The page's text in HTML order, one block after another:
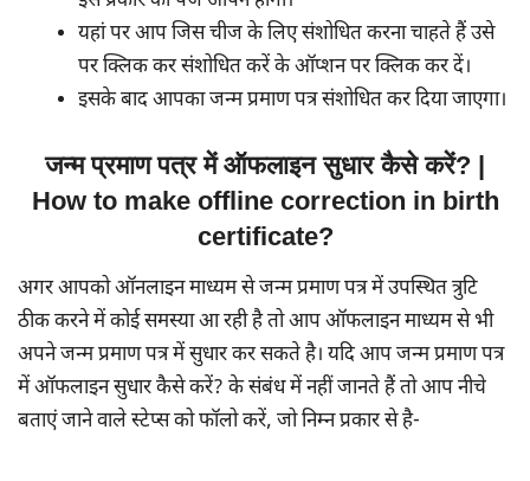
यहां पर आप जिस चीज के लिए संशोधित करना चाहते हैं उसे
पर क्लिक कर संशोधित करें के ऑप्शन पर क्लिक कर दें।
इसके बाद आपका जन्म प्रमाण पत्र संशोधित कर दिया जाएगा।
जन्म प्रमाण पत्र में ऑफलाइन सुधार कैसे करें? |
How to make offline correction in birth
certificate?
अगर आपको ऑनलाइन माध्यम से जन्म प्रमाण पत्र में उपस्थित त्रुटि
ठीक करने में कोई समस्या आ रही है तो आप ऑफलाइन माध्यम से भी
अपने जन्म प्रमाण पत्र में सुधार कर सकते है। यदि आप जन्म प्रमाण पत्र
में ऑफलाइन सुधार कैसे करें? के संबंध में नहीं जानते हैं तो आप नीचे
बताएं जाने वाले स्टेप्स को फॉलो करें, जो निम्न प्रकार से है-